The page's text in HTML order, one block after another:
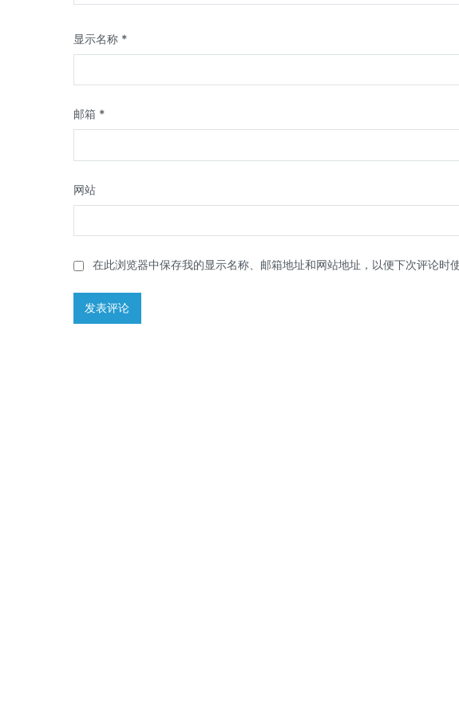
显示名称 *
邮箱 *
网站
在此浏览器中保存我的显示名称、邮箱地址和网站地址，以便下次评论时使